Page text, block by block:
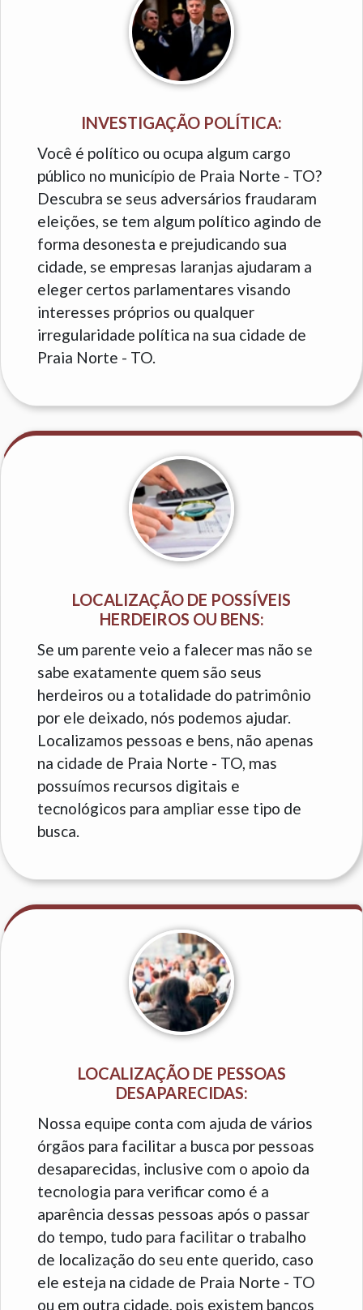
INVESTIGAÇÃO POLÍTICA:
Você é político ou ocupa algum cargo
público no município de Praia Norte - TO?
Descubra se seus adversários fraudaram
eleições, se tem algum político agindo de
forma desonesta e prejudicando sua
cidade, se empresas laranjas ajudaram a
eleger certos parlamentares visando
interesses próprios ou qualquer
irregularidade política na sua cidade de
Praia Norte - TO.
LOCALIZAÇÃO DE POSSÍVEIS
HERDEIROS OU BENS:
Se um parente veio a falecer mas não se
sabe exatamente quem são seus
herdeiros ou a totalidade do patrimônio
por ele deixado, nós podemos ajudar.
Localizamos pessoas e bens, não apenas
na cidade de Praia Norte - TO, mas
possuímos recursos digitais e
tecnológicos para ampliar esse tipo de
busca.
LOCALIZAÇÃO DE PESSOAS
DESAPARECIDAS:
Nossa equipe conta com ajuda de vários
órgãos para facilitar a busca por pessoas
desaparecidas, inclusive com o apoio da
tecnologia para verificar como é a
aparência dessas pessoas após o passar
do tempo, tudo para facilitar o trabalho
de localização do seu ente querido, caso
ele esteja na cidade de Praia Norte - TO
ou em outra cidade, pois existem bancos